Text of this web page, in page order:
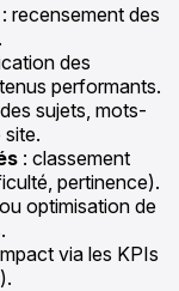
: recensement des
des
performants.
sujets, mots-
: classement
pertinence).
optimisation de
via les KPIs